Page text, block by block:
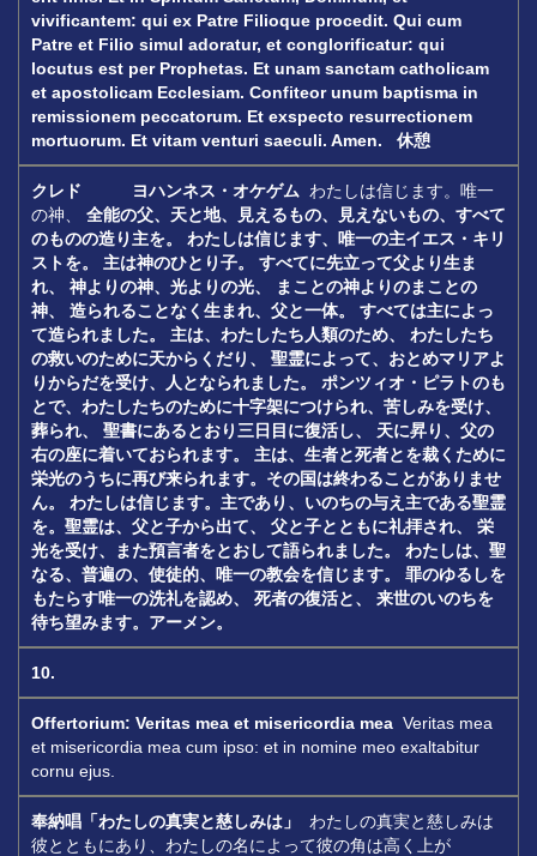
vivificantem: qui ex Patre Filioque procedit. Qui cum
Patre et Filio simul adoratur, et conglorificatur: qui
locutus est per Prophetas. Et unam sanctam catholicam
et apostolicam Ecclesiam. Confiteor unum baptisma in
remissionem peccatorum. Et exspecto resurrectionem
mortuorum. Et vitam venturi saeculi. Amen. 休憩
クレド ヨハンネス・オケゲム わたしは信じます。唯一
の神、 全能の父、天と地、見えるもの、見えないもの、すべて
のものの造り主を。
わたしは信じます、唯一の主イエス・キリ
ストを。
主は神のひとり子。
すべてに先立って父より生ま
れ、
神よりの神、光よりの光、
まことの神よりのまことの
神、
造られることなく生まれ、父と一体。
すべては主によっ
て造られました。
主は、わたしたち人類のため、
わたしたち
の救いのために天からくだり、
聖霊によって、おとめマリアよ
りからだを受け、人となられました。
ポンツィオ・ピラトのも
とで、わたしたちのために十字架につけられ、苦しみを受け、
葬られ、
聖書にあるとおり三日目に復活し、
天に昇り、父の
右の座に着いておられます。
主は、生者と死者とを裁くために
栄光のうちに再び来られます。その国は終わることがありませ
ん。
わたしは信じます。主であり、いのちの与え主である聖霊
を。聖霊は、父と子から出て、
父と子とともに礼拝され、
栄
光を受け、また預言者をとおして語られました。
わたしは、聖
なる、普遍の、使徒的、唯一の教会を信じます。
罪のゆるしを
もたらす唯一の洗礼を認め、
死者の復活と、
来世のいのちを
待ち望みます。アーメン。
10.
Offertorium: Veritas mea et misericordia mea Veritas mea
et misericordia mea cum ipso: et in nomine meo exaltabitur
cornu ejus.
奉納唱「わたしの真実と慈しみは」
わたしの真実と慈しみは
彼とともにあり、わたしの名によって彼の角は高く上が